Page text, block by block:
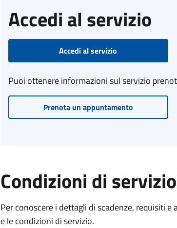
Accedi al servizio
Accedi al servizio
Puoi ottenere informazioni sul servizio
Prenota un appuntamento
Condizioni di servizio
Per conoscere i dettagli di scadenze, requisiti
e le condizioni di servizio.